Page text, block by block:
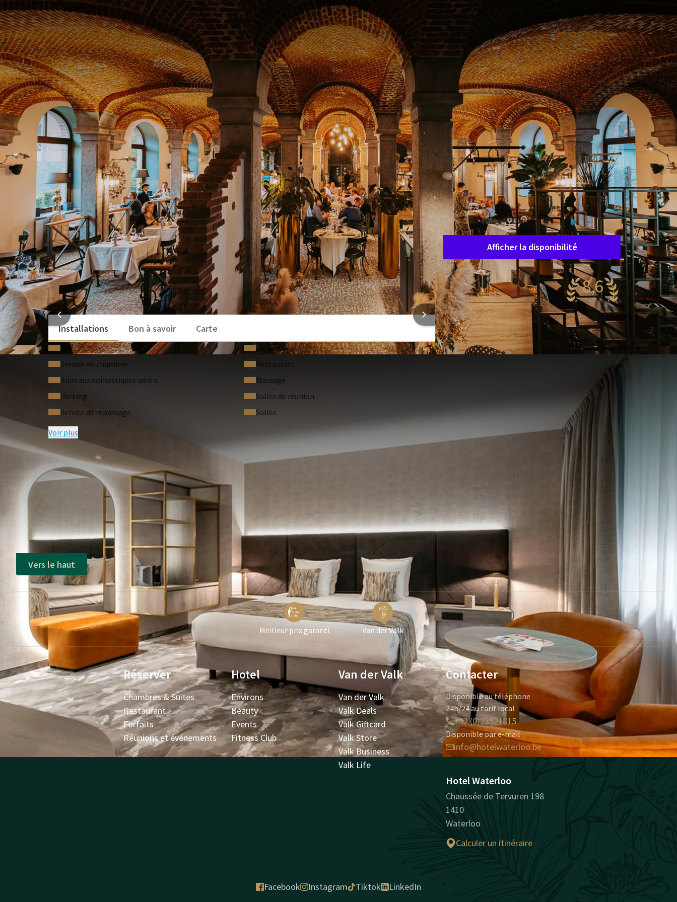
FORFAIT
Profitez plus longtemps, payez moins cher grâce à notre offre « mini-séjour » !
Prolongez votre séjour au Van der Valk Hotel Waterloo et profitez pleinement de votre temps chez nous.
Grâce à notre formule spéciale mini-séjour, vous bénéficiez de 3 nuits dans une chambre confortable et élégante
à un prix imbattable !
Idéal pour découvrir la région à votre rythme, profiter de nos installations ou simplement vous détendre.
Réservez dès maintenant et prolongez le plaisir !
VOTRE FORFAIT
Ce paquet comprend:
3 nuits dans une chambre confortable et élégante
Vous ne payez que 2 nuits, la 3? est offerte
Parking gratuit
Wifi gratuit
à partir de
prix p.p.
Disposition de la chambre
1 chambre, 2 personnes
Forfait
3=2
Durée du séjour
Choisissez des dates
Afficher la disponibilité
8,6
Fantastique
460 reviews
INFORMATIONS SUR L'HÔTEL
Installations
Bon à savoir Carte
Bar
Terrasse
Service en chambre
Restaurant
Animaux domestiques admis
Massage
Parking
Salles de réunion
Service de repassage
Salles
Voir plus
QUESTIONS FRÉQUEMMENT POSÉES
Conditions du forfait
Petit déjeuner non inclus
Sous réserve de disponibilité
Non cumulable avec d'autres promotions en cours
Vers le haut
Meilleur prix garanti Van der Valk
Réserver
Chambres & Suites
Restaurant
Forfaits
Réunions et événements
Hotel
Environs
Beauty
Events
Fitness Club
Van der Valk
Van der Valk
Valk Deals
Valk Giftcard
Valk Store
Valk Business
Valk Life
Contacter
Disponible au téléphone
24h/24 au tarif local
+32 (0)23521815
Disponible par e-mail
info@hotelwaterloo.be
Hotel Waterloo
Chaussée de Tervuren 198
1410
Waterloo
Calculer un itinéraire
Facebook Instagram Tiktok LinkedIn